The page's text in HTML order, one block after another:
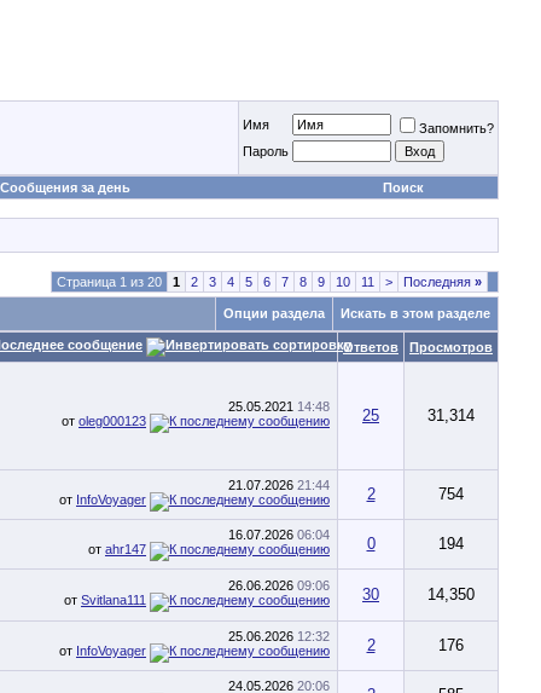
Имя
Запомнить?
Пароль
Сообщения за день Поиск
Страница 1 из 20 1 2 3 4 5 6 7 8 9 10 11 > Последняя »
Опции раздела Искать в этом разделе
сообщение Ответов Просмотров
25.05.2021 14:48
от oleg000123 25 31,314
21.07.2026 21:44
от InfoVoyager 2 754
16.07.2026 06:04
от ahr147 0 194
26.06.2026 09:06
от Svitlana111 30 14,350
25.06.2026 12:32
от InfoVoyager 2 176
24.05.2026 20:06